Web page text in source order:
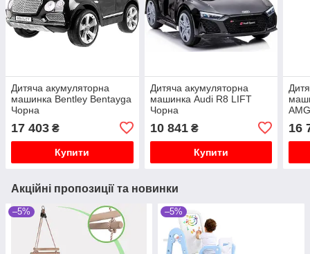
Дитяча акумуляторна
машинка Bentley Bentayga
Чорна
17 403 ₴
Купити
Дитяча акумуляторна
машинка Audi R8 LIFT
Чорна
10 841₴
Купити
16
Акційні пропозиції та новинки
–5% –5%